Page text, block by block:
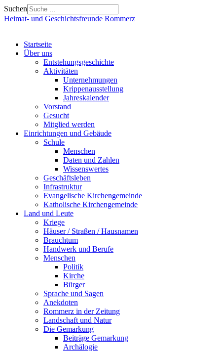
Suchen
Heimat- und Geschichtsfreunde Rommerz
Startseite
Über uns
Entstehungsgeschichte
Aktivitäten
Unternehmungen
Krippenausstellung
Jahreskalender
Vorstand
Gesucht
Mitglied werden
Einrichtungen und Gebäude
Schule
Menschen
Daten und Zahlen
Wissenswertes
Geschäftsleben
Infrastruktur
Evangelische Kirchengemeinde
Katholische Kirchengemeinde
Land und Leute
Kriege
Häuser / Straßen / Hausnamen
Brauchtum
Handwerk und Berufe
Menschen
Politik
Kirche
Bürger
Sprache und Sagen
Anekdoten
Rommerz in der Zeitung
Landschaft und Natur
Die Gemarkung
Beiträge Gemarkung
Archälogie